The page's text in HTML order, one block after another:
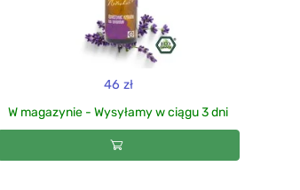
46 zł
W magazynie - Wysyłamy w ciągu 3 dni